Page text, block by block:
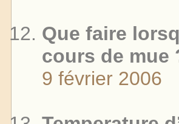
Que faire
cours de mue
9 février 2006